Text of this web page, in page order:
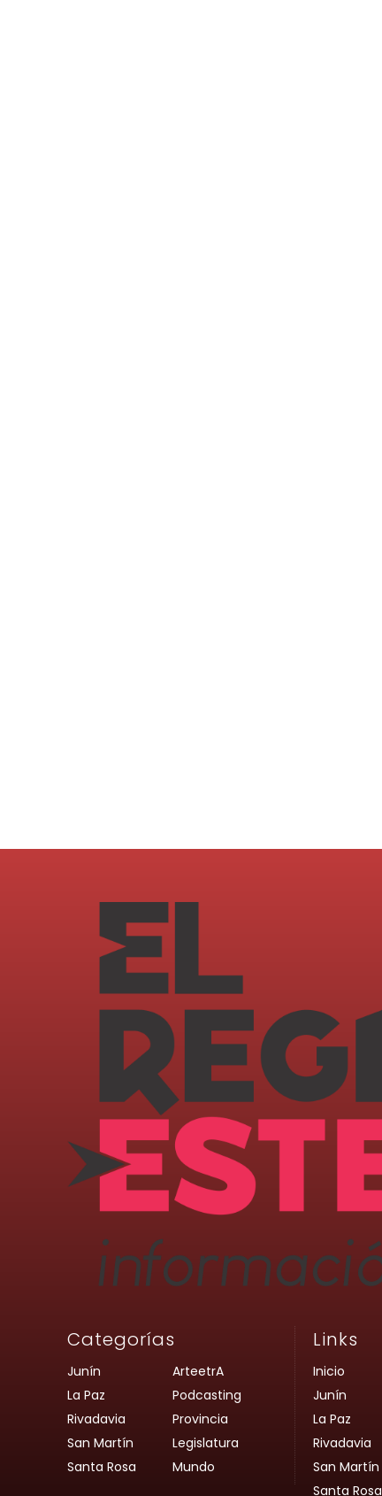
Categorías
Junín
La Paz
Rivadavia
San Martín
Santa Rosa
ArteetrA
Podcasting
Provincia
Legislatura
Mundo
Links
Inicio
Junín
La Paz
Rivadavia
San Martín
Santa Rosa